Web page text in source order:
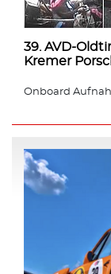
39. AVD-
Kremer
Onboard